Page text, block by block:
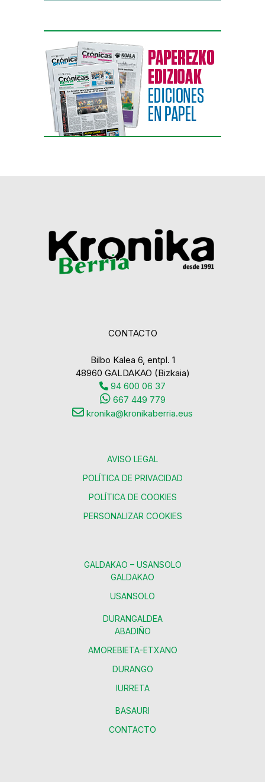
CONTACTO
Bilbo Kalea 6, entpl. 1
48960 GALDAKAO (Bizkaia)
94 600 06 37
667 449 779
kronika@kronikaberria.eus
AVISO LEGAL
POLÍTICA DE PRIVACIDAD
POLÍTICA DE COOKIES
PERSONALIZAR COOKIES
GALDAKAO – USANSOLO
GALDAKAO
USANSOLO
DURANGALDEA
ABADIÑO
AMOREBIETA-ETXANO
DURANGO
IURRETA
BASAURI
CONTACTO